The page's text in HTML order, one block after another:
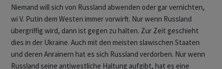
Niemand will sich von Russland abwenden oder gar vernichten,
wi V. Putin dem Westen immer vorwirft. Nur wenn Russland
übergriffig wird, dann ist gegen zu halten. Zur Zeit geschieht
dies in der Ukraine. Auch mit den meisten slawischen Staaten
und deren Anrainern hat es sich Russland verdorben. Nur wenn
Russland seine antiwestliche Haltung aufgibt, hat es eine